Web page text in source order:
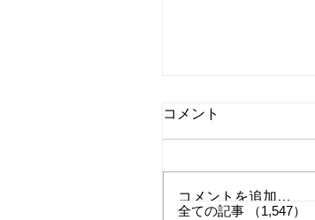
コメント
コメントを追加…
全ての記事
（1,547）